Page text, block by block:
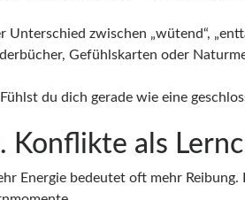
Unterschied zwischen „wütend“,
Gefühlskarten oder
du dich gerade wie eine
Konflikte als
Energie bedeutet oft mehr